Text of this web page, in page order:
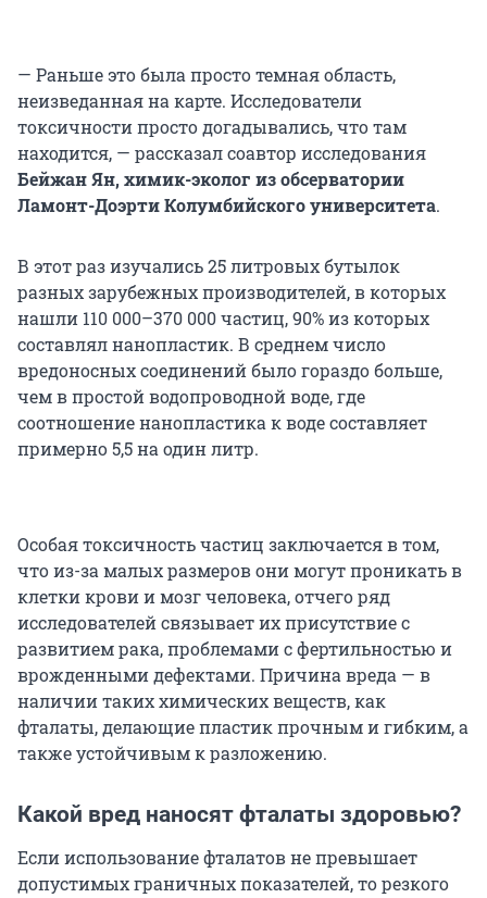
— Раньше это была просто темная область,
неизведанная на карте. Исследователи
токсичности просто догадывались, что там
находится, — рассказал соавтор исследования
Бейжан Ян, химик-эколог из обсерватории
Ламонт-Доэрти Колумбийского университета.
В этот раз изучались 25 литровых бутылок
разных зарубежных производителей, в которых
нашли 110 000–370 000 частиц, 90% из которых
составлял нанопластик. В среднем число
вредоносных соединений было гораздо больше,
чем в простой водопроводной воде, где
соотношение нанопластика к воде составляет
примерно 5,5 на один литр.
Особая токсичность частиц заключается в том,
что из-за малых размеров они могут проникать в
клетки крови и мозг человека, отчего ряд
исследователей связывает их присутствие с
развитием рака, проблемами с фертильностью и
врожденными дефектами. Причина вреда — в
наличии таких химических веществ, как
фталаты, делающие пластик прочным и гибким, а
также устойчивым к разложению.
Какой вред наносят фталаты здоровью?
Если использование фталатов не превышает
допустимых граничных показателей, то резкого